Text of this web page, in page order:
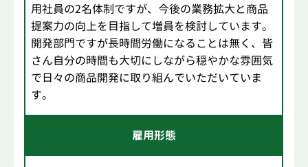
用社員の2名体制ですが、今後の業務拡大と商品
提案力の向上を目指して増員を検討しています。
開発部門ですが長時間労働になることは無く、皆
さん自分の時間も大切にしながら穏やかな雰囲気
で日々の商品開発に取り組んでいただいていま
す。
雇用形態